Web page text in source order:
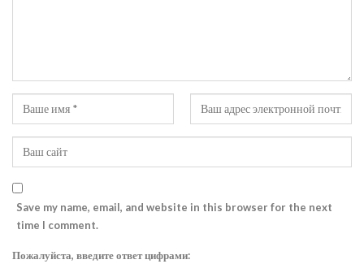
Save my name, email, and website in this browser for the next
time I comment.
Пожалуйста, введите ответ цифрами: